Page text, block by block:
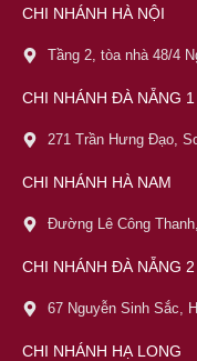
CHI NHÁNH HÀ NỘI
Tầng 2, tòa nhà 48/4
CHI NHÁNH ĐÀ NẴNG 1
271 Trần Hưng Đạo,
CHI NHÁNH HÀ NAM
Đường Lê Công
CHI NHÁNH ĐÀ NẴNG 2
67 Nguyễn Sinh Sắc,
CHI NHÁNH HẠ LONG